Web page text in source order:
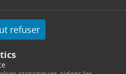
refuser
impactées par le survol
Services : 04 75 85 61 12